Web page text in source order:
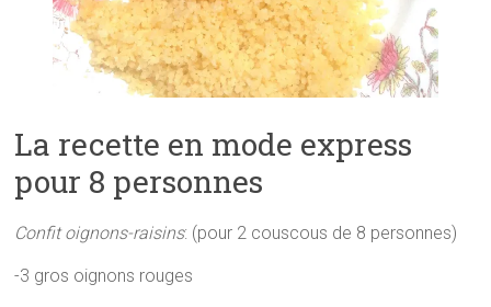
La recette en mode express
pour 8 personnes
Confit oignons-raisins: (pour 2 couscous de 8 personnes)
-3 gros oignons rouges